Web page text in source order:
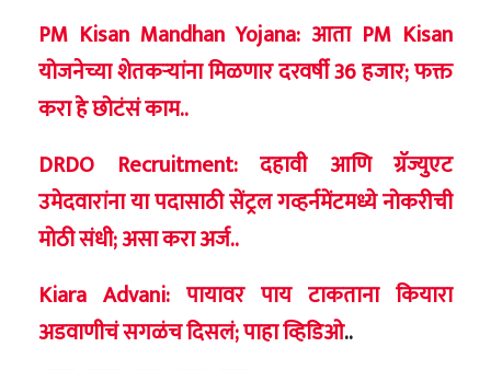
PM Kisan Mandhan Yojana: आता PM Kisan
योजनेच्या शेतकऱ्यांना मिळणार दरवर्षी 36 हजार; फक्त
करा हे छोटंसं काम..
DRDO Recruitment: दहावी आणि ग्रॅज्युएट
उमेदवारांना या पदासाठी सेंट्रल गव्हर्नमेंटमध्ये नोकरीची
मोठी संधी; असा करा अर्ज..
Kiara Advani: पायावर पाय टाकताना कियारा
अडवाणीचं सगळंच दिसलं; पाहा व्हिडिओ..